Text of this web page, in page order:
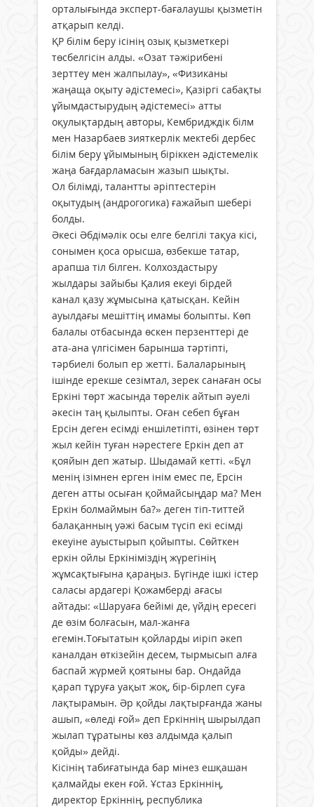
орталығында эксперт-бағалаушы қызметін
атқарып келді.
ҚР білім беру ісінің озық қызметкері
төсбелгісін алды. «Озат тәжірибені
зерттеу мен жалпылау», «Физиканы
жаңаща оқыту әдістемесі», Қазіргі сабақты
ұйымдастырудың әдістемесі» атты
оқулықтардың авторы, Кембридждік білм
мен Назарбаев зияткерлік мектебі дербес
білім беру ұйымының біріккен әдістемелік
жаңа бағдарламасын жазып шықты.
Ол білімді, талантты әріптестерін
оқытудың (андрогогика) ғажайып шебері
болды.
Әкесі Әбдімәлік осы елге белгілі тақуа кісі,
сонымен қоса орысша, өзбекше татар,
арапша тіл білген. Колхоздастыру
жылдары зайыбы Қалия екеуі бірдей
канал қазу жұмысына қатысқан. Кейін
ауылдағы мешіттің имамы болыпты. Көп
балалы отбасында өскен перзенттері де
ата-ана үлгісімен барынша тәртіпті,
тәрбиелі болып ер жетті. Балаларының
ішінде ерекше сезімтал, зерек санаған осы
Еркіні төрт жасында төрелік айтып әуелі
әкесін таң қылыпты. Оған себеп бұған
Ерсін деген есімді еншілетіпті, өзінен төрт
жыл кейін туған нәрестеге Еркін деп ат
қояйын деп жатыр. Шыдамай кетті. «Бұл
менің ізімнен ерген інім емес пе, Ерсін
деген атты осыған қоймайсыңдар ма? Мен
Еркін болмаймын ба?» деген тіп-титтей
балақанның уәжі басым түсіп екі есімді
екеуіне ауыстырып қойыпты. Сөйткен
еркін ойлы Еркініміздің жүрегінің
жұмсақтығына қараңыз. Бүгінде ішкі істер
саласы ардагері Қожамберді ағасы
айтады: «Шаруаға бейімі де, үйдің ересегі
де өзім болғасын, мал-жанға
егемін.Тоғытатын қойларды иіріп әкеп
каналдан өткізейін десем, тырмысып алға
баспай жүрмей қоятыны бар. Ондайда
қарап тұруға уақыт жоқ, бір-бірлеп суға
лақтырамын. Әр қойды лақтырғанда жаны
ашып, «өледі ғой» деп Еркіннің шырылдап
жылап тұратыны көз алдымда қалып
қойды» дейді.
Кісінің табиғатында бар мінез ешқашан
қалмайды екен ғой. Ұстаз Еркіннің,
директор Еркіннің, республика